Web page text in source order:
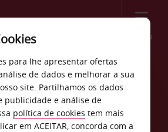
Menu
carros Estação
de Briançon
para lhe apresentar ofertas
de dados e melhorar a sua
site. Partilhamos os dados
publicidade e análise de
política de cookies tem mais
em ACEITAR, concorda com a